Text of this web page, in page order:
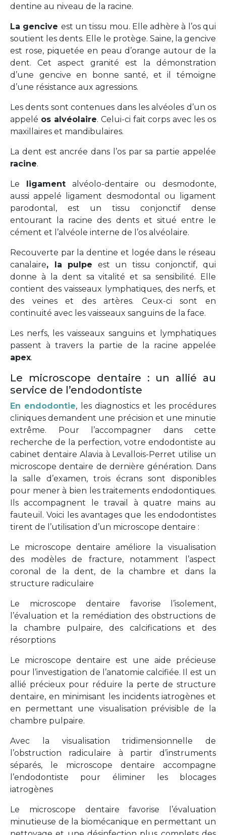
dentine au niveau de la racine.
La gencive est un tissu mou. Elle adhère à l’os qui
soutient les dents. Elle le protège. Saine, la gencive
est rose, piquetée en peau d’orange autour de la
dent. Cet aspect granité est la démonstration
d’une gencive en bonne santé, et il témoigne
d’une résistance aux agressions.
Les dents sont contenues dans les alvéoles d’un os
appelé os alvéolaire. Celui-ci fait corps avec les os
maxillaires et mandibulaires.
La dent est ancrée dans l’os par sa partie appelée
racine.
Le ligamentalvéolo-dentaire ou desmodonte,
aussi appelé ligament desmodontal ou ligament
parodontal, est un tissu conjonctif dense
entourant la racine des dents et situé entre le
cément et l’alvéole interne de l’os alvéolaire.
Recouverte par la dentine et logée dans le réseau
canalaire, la pulpe est un tissu conjonctif, qui
donne à la dent sa vitalité et sa sensibilité. Elle
contient des vaisseaux lymphatiques, des nerfs, et
des veines et des artères. Ceux-ci sont en
continuité avec les vaisseaux sanguins de la face.
Les nerfs, les vaisseaux sanguins et lymphatiques
passent à travers la partie de la racine appelée
apex.
Le microscope dentaire : un allié au
service de l’endodontiste
En endodontie, les diagnostics et les procédures
cliniques demandent une précision et une minutie
extrême. Pour l’accompagner dans cette
recherche de la perfection, votre endodontiste au
cabinet dentaire Alavia à Levallois-Perret utilise un
microscope dentaire de dernière génération. Dans
la salle d’examen, trois écrans sont disponibles
pour mener à bien les traitements endodontiques.
Ils accompagnent le travail à quatre mains au
fauteuil. Voici les avantages que les endodontistes
tirent de l’utilisation d’un microscope dentaire :
Le microscope dentaire améliore la visualisation
des modèles de fracture, notamment l’aspect
coronal de la dent, de la chambre et dans la
structure radiculaire
Le microscope dentaire favorise l’isolement,
l’évaluation et la remédiation des obstructions de
la chambre pulpaire, des calcifications et des
résorptions
Le microscope dentaire est une aide précieuse
pour l’investigation de l’anatomie calcifiée. Il est un
allié précieux pour réduire la perte de structure
dentaire, en minimisant les incidents iatrogènes et
en permettant une visualisation prévisible de la
chambre pulpaire.
Avec la visualisation tridimensionnelle de
l’obstruction radiculaire à partir d’instruments
séparés, le microscope dentaire accompagne
l’endodontiste pour éliminer les blocages
iatrogènes
Le microscope dentaire favorise l’évaluation
minutieuse de la biomécanique en permettant un